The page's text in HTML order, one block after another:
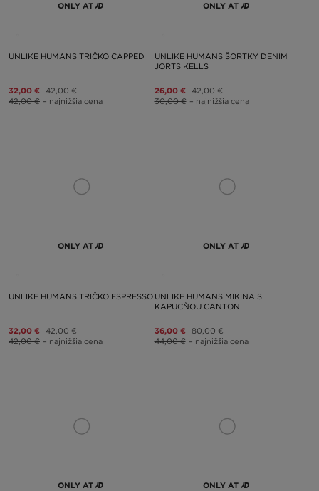
ONLY AT
UNLIKE HUMANS TRIČKO CAPPED
32,00 € 42,00 €
42,00 € – najnižšia cena
ONLY AT
UNLIKE HUMANS ŠORTKY DENIM
JORTS KELLS
26,00 € 42,00 €
30,00 € – najnižšia cena
ONLY AT
UNLIKE HUMANS TRIČKO ESPRESSO
32,00 € 42,00 €
42,00 € – najnižšia cena
ONLY AT
UNLIKE HUMANS MIKINA S
KAPUCŇOU CANTON
36,00 € 80,00 €
44,00 € – najnižšia cena
ONLY AT ONLY AT